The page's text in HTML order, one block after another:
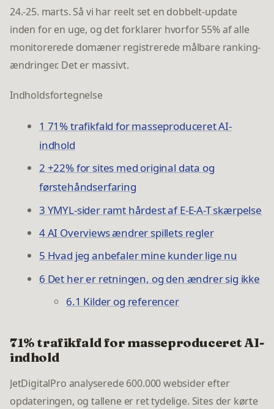
24.-25. marts. Så vi har reelt set en dobbelt-update
inden for en uge, og det forklarer hvorfor 55% af alle
monitorerede domæner registrerede målbare ranking-
ændringer. Det er massivt.
Indholdsfortegnelse
1 71% trafikfald for masseproduceret AI-
indhold
2 +22% for sites med original data og
førstehåndserfaring
3 YMYL-sider ramt hårdest af E-E-A-T skærpelse
4 AI Overviews ændrer spillets regler
5 Hvad jeg anbefaler mine kunder lige nu
6 Det her er retningen, og den ændrer sig ikke
6.1 Kilder og referencer
71% trafikfald for masseproduceret AI-
indhold
JetDigitalPro analyserede 600.000 websider efter
opdateringen, og tallene er ret tydelige. Sites der kørte